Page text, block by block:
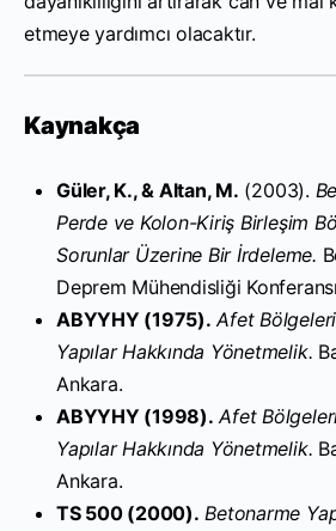
etmeye yardımcı olacaktır.
Kaynakça
Güler, K., & Altan, M. (2003).
Perde ve Kolon-Kiriş Birleşim
Sorunlar Üzerine Bir İrdeleme.
Deprem Mühendisliği
ABYYHY (1975). Afet
Yapılar Hakkında Yönetmelik.
Ankara.
ABYYHY (1998). Afet
Yapılar Hakkında Yönetmelik.
Ankara.
TS 500 (2000). Betonarme